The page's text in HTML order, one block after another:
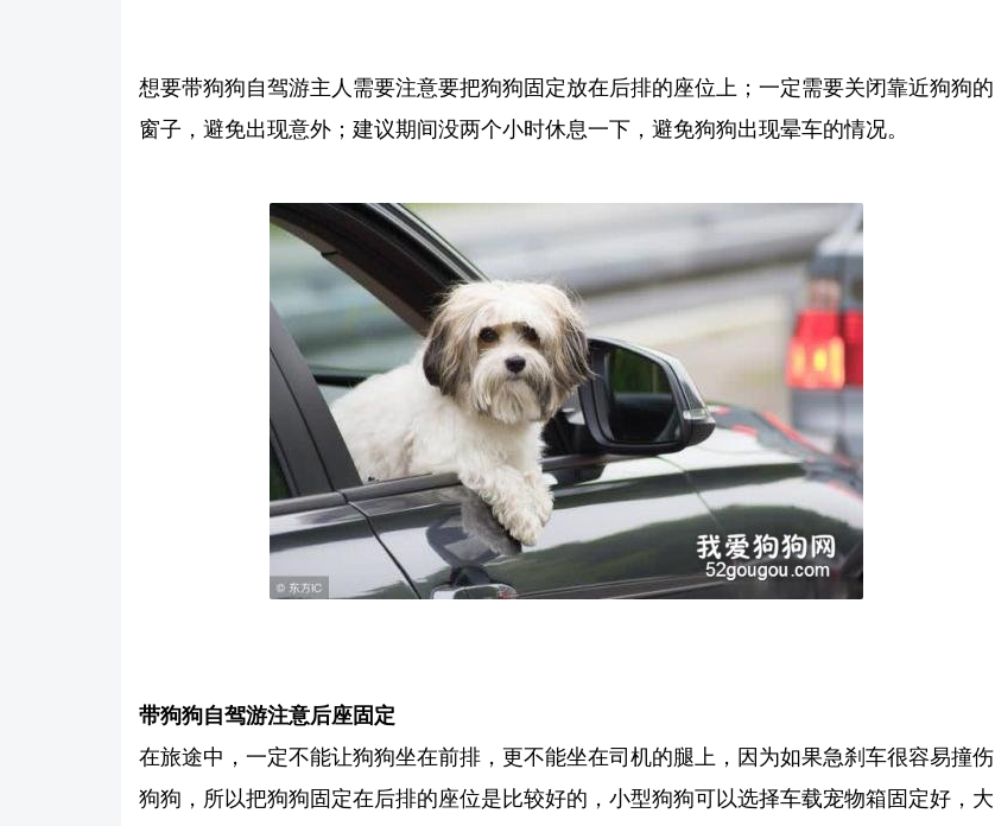
想要带狗狗自驾游主人需要注意要把狗狗固定放在后排的座位上；一定需要关闭靠近狗狗的
窗子，避免出现意外；建议期间没两个小时休息一下，避免狗狗出现晕车的情况。
带狗狗自驾游注意后座固定
在旅途中，一定不能让狗狗坐在前排，更不能坐在司机的腿上，因为如果急刹车很容易撞伤
狗狗，所以把狗狗固定在后排的座位是比较好的，小型狗狗可以选择车载宠物箱固定好，大